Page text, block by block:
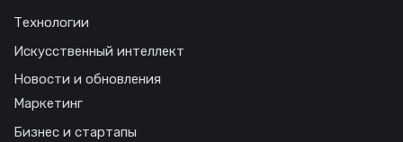
Технологии
Искусственный интеллект
Новости и обновления
Маркетинг
Бизнес и стартапы